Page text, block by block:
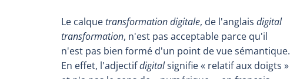
Le calquetransformation digitale, de l'anglais digital
transformation, n'est pas acceptable parce qu'il
n'est pas bien formé d'un point de vue sémantique.
En effet, l'adjectifdigitalsignifie « relatif aux doigts »